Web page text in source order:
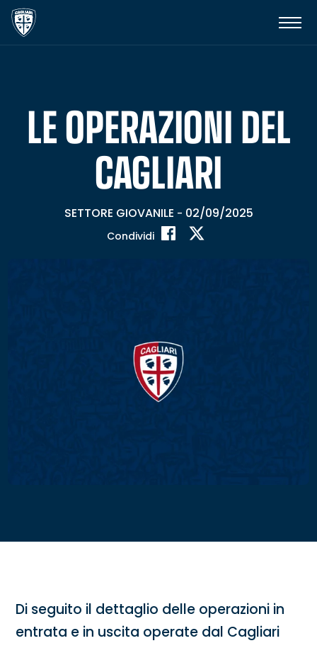
LE OPERAZIONI DEL
CAGLIARI
SETTORE GIOVANILE - 02/09/2025
Condividi
Di seguito il dettaglio delle operazioni in
entrata e in uscita operate dal Cagliari